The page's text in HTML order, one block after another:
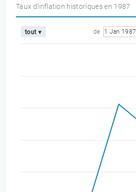
Taux d'inflation historiques en 1987
tout ▾ de 1 Jan 1987